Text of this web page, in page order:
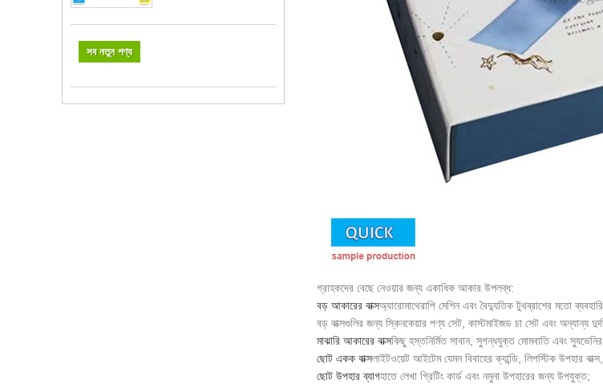
সব নতুন পণ্য
গ্রাহকদের বেছে নেওয়ার জন্য একাধিক আকার উপলব্ধ:
বড় আকারের বাক্সঅ্যারোমাথেরাপি মেশিন এবং বৈদ্যুতিক টুথব্রাশের মতো
বড় বাক্সগুলির জন্য স্কিনকেয়ার পণ্য সেট, কাস্টমাইজড চা সেট এবং অন্যান্য
মাঝারি আকারের বাক্সকিছু হস্তনির্মিত সাবান, সুগন্ধযুক্ত মোমবাতি এবং স্যুভেনির
ছোট একক বাক্সলাইটওয়েট আইটেম যেমন বিবাহের ক্যান্ডি, লিপস্টিক উপহার
ছোট উপহার ব্যাগহাতে লেখা গ্রিটিং কার্ড এবং নমুনা উপহারের জন্য উপযুক্ত;